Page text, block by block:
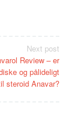
Next post
Review – er
og pålideligt
steroid Anavar?